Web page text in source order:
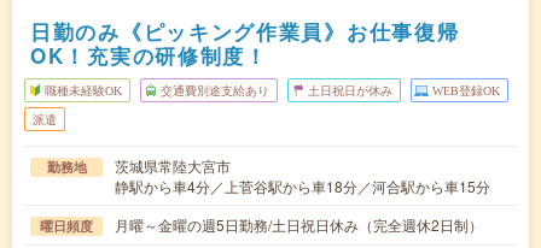
日勤のみ《ピッキング作業員》お仕事復帰
OK！充実の研修制度！
職種未経験OK 交通費別途支給あり 土日祝日が休み WEB登録OK
派遣
勤務地
茨城県常陸大宮市
静駅から車4分／上菅谷駅から車18分／河合駅から車15分
曜日頻度 月曜～金曜の週5日勤務/土日祝日休み（完全週休2日制）